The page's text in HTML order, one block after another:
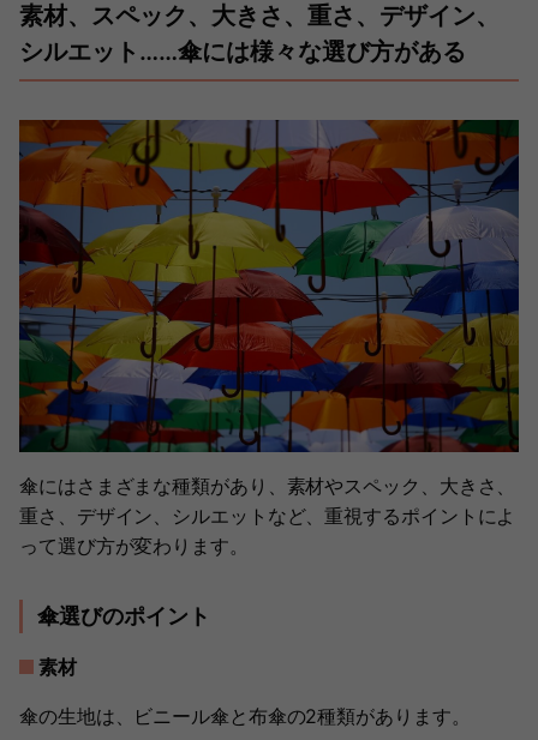
素材、スペック、大きさ、重さ、デザイン、
シルエット……傘には様々な選び方がある
傘にはさまざまな種類があり、素材やスペック、大きさ、
重さ、デザイン、シルエットなど、重視するポイントによ
って選び方が変わります。
傘選びのポイント
素材
傘の生地は、ビニール傘と布傘の2種類があります。